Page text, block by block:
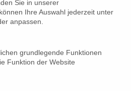
führte das
TNS eine Onlinebefragung von 200
es, das Kauf- und
Die meisten wollen ihr Auto
– nur wenige kaufen ihren
heraus, werden hauptsächlich als
Oldtimers oberste Priorität. Weitere
Sie in unserer
Ihre Auswahl jederzeit unter
anpassen.
grundlegende Funktionen
Funktion der Website